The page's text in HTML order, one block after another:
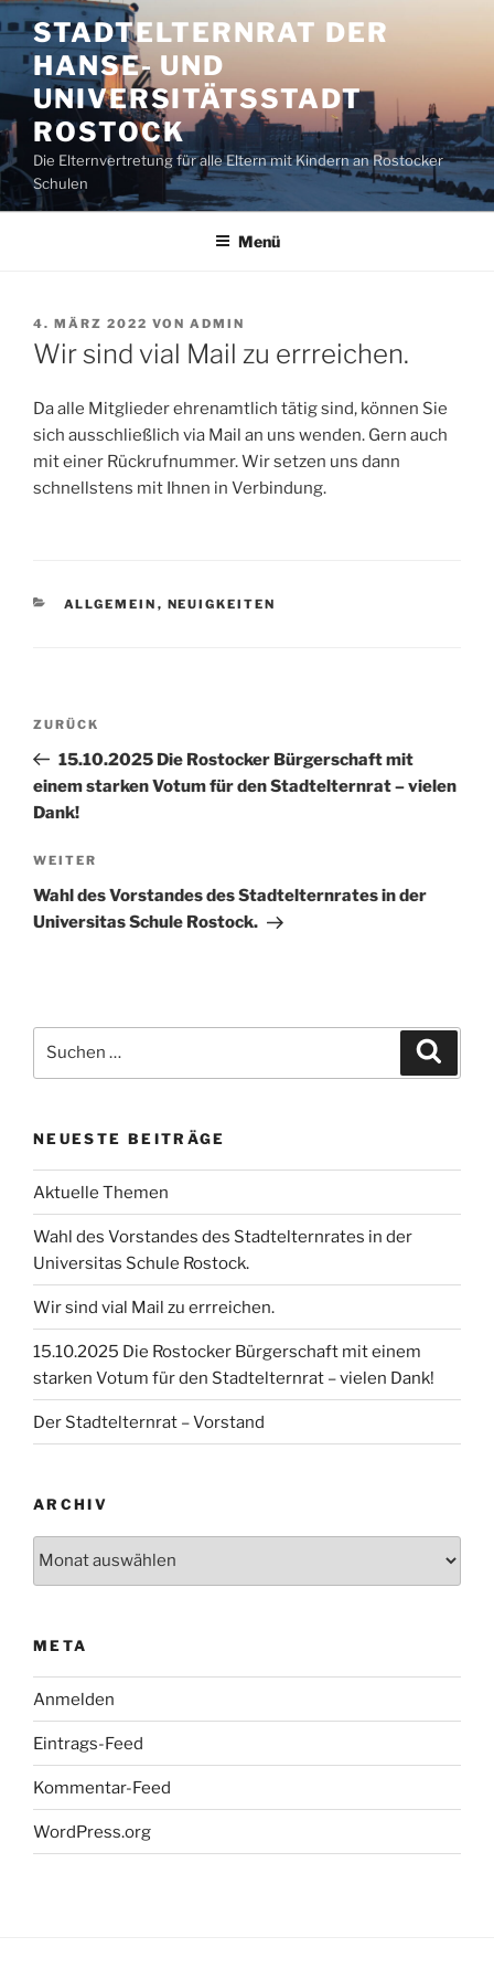
Zum
Inhalt
springen
STADTELTERNRAT DER
HANSE- UND
UNIVERSITÄTSSTADT
ROSTOCK
Die Elternvertretung für alle Eltern mit Kindern an Rostocker
Schulen
Menü
VERÖFFENTLICHT
AM
4. MÄRZ 2022 VON ADMIN
Wir sind vial Mail zu errreichen.
Da alle Mitglieder ehrenamtlich tätig sind, können Sie
sich ausschließlich via Mail an uns wenden. Gern auch
mit einer Rückrufnummer. Wir setzen uns dann
schnellstens mit Ihnen in Verbindung.
KATEGORIEN
ALLGEMEIN , NEUIGKEITEN
Beitragsnavigation
Vorheriger
Beitrag
ZURÜCK
15.10.2025 Die Rostocker Bürgerschaft mit
einem starken Votum für den Stadtelternrat – vielen
Dank!
Nächster
Beitrag
WEITER
Wahl des Vorstandes des Stadtelternrates in der
Universitas Schule Rostock.
nach:
NEUESTE BEITRÄGE
Aktuelle Themen
Wahl des Vorstandes des Stadtelternrates in der
Universitas Schule Rostock.
Wir sind vial Mail zu errreichen.
15.10.2025 Die Rostocker Bürgerschaft mit einem
starken Votum für den Stadtelternrat – vielen Dank!
Der Stadtelternrat – Vorstand
ARCHIV
META
Anmelden
Eintrags-Feed
Kommentar-Feed
WordPress.org